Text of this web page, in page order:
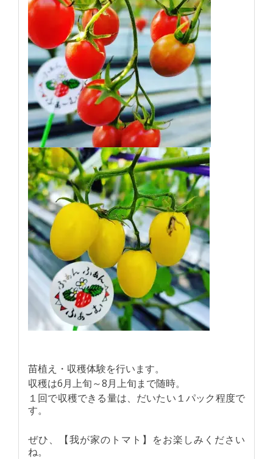
苗植え・収穫体験を行います。
収穫は6月上旬～8月上旬まで随時。
１回で収穫できる量は、だいたい１パック程度で
す。
ぜひ、【我が家のトマト】をお楽しみください
ね。